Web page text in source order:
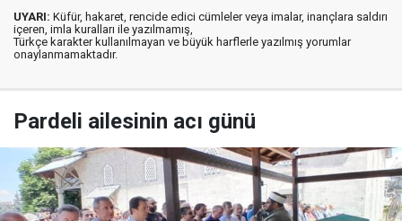
UYARI: Küfür, hakaret, rencide edici cümleler veya imalar, inançlara saldırı
içeren, imla kuralları ile yazılmamış,
Türkçe karakter kullanılmayan ve büyük harflerle yazılmış yorumlar
onaylanmamaktadır.
Pardeli ailesinin acı günü